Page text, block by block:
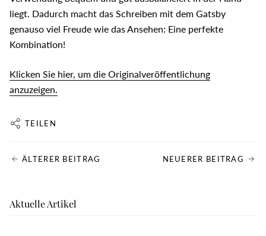
liegt. Dadurch macht das Schreiben mit dem Gatsby
genauso viel Freude wie das Ansehen: Eine perfekte
Kombination!
Klicken Sie hier, um die Originalveröffentlichung
anzuzeigen.
TEILEN
NEUERER BEITRAG
ÄLTERER BEITRAG
Aktuelle Artikel